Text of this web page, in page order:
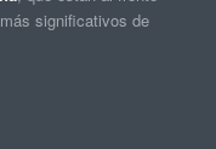
significativos de